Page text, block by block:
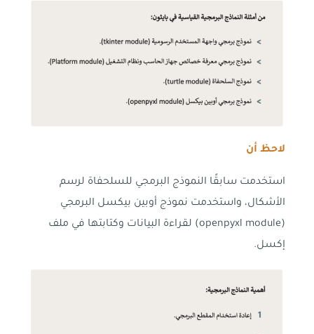
لاحظ أن
استخدمت سابقًا النموذج البرمجي للسلحفاة لرسم
الأشكال، واستخدمت نموذج أوبين بيكسل البرمجي
(openpyxl module) لقراءة البيانات وكتابتها في ملف
إكسل.